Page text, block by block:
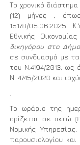
Το χρονικό
(12) μήνες ,
15178/05.06.2025
Εθνικής
δικηγόρου στο
σε συνδυασμό με
του Ν.4194/2013, ως
Ν. 4745/2020 και
Το ωράριο της
ορίζεται σε οκτώ
Νομικής
παρουσιολογίου